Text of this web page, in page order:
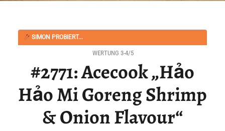
SIMON PROBIERT...
#2771: Acecook „Hảo
Hảo Mi Goreng Shrimp
& Onion Flavour“
WERTUNG 3-4/5